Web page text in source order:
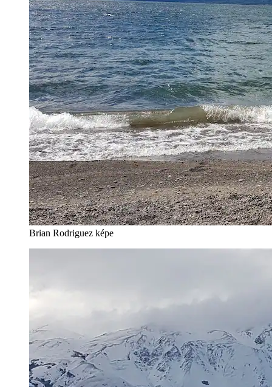
Brian Rodriguez képe